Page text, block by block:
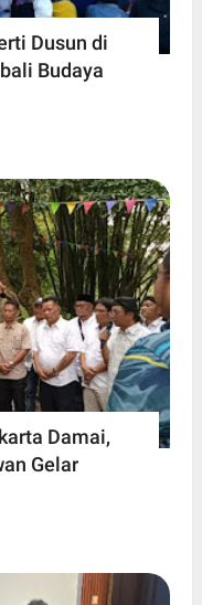
Dusun di
Budaya
Damai,
Gelar